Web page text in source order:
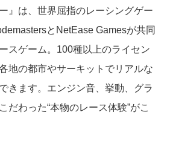
』は、世界屈指のレーシングゲー
とNetEase Gamesが共同
スゲーム。100種以上のライセン
地の都市やサーキットでリアルな
きます。エンジン音、挙動、グラ
だわった“本物のレース体験”がこ